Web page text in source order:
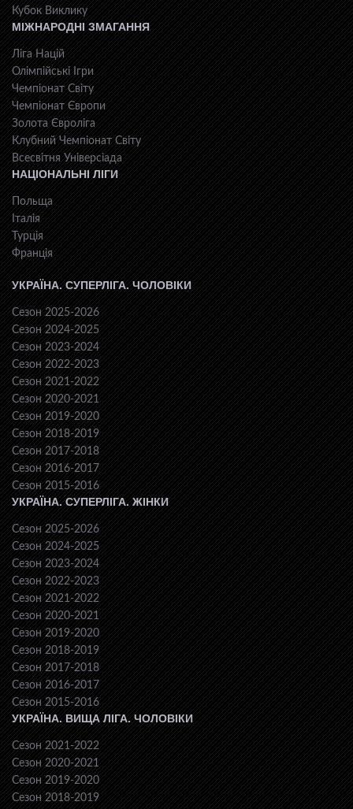
Кубок Виклику
МІЖНАРОДНІ ЗМАГАННЯ
Ліга Націй
Олімпійські Ігри
Чемпіонат Світу
Чемпіонат Європи
Золота Євроліга
Клубний Чемпіонат Світу
Всесвiтня Унiверсiaда
НАЦІОНАЛЬНІ ЛІГИ
Польща
Італія
Турція
Франція
УКРАЇНА. СУПЕРЛІГА. ЧОЛОВІКИ
Сезон 2025-2026
Сезон 2024-2025
Сезон 2023-2024
Сезон 2022-2023
Сезон 2021-2022
Сезон 2020-2021
Сезон 2019-2020
Сезон 2018-2019
Сезон 2017-2018
Сезон 2016-2017
Сезон 2015-2016
УКРАЇНА. СУПЕРЛІГА. ЖІНКИ
Сезон 2025-2026
Сезон 2024-2025
Сезон 2023-2024
Сезон 2022-2023
Сезон 2021-2022
Сезон 2020-2021
Сезон 2019-2020
Сезон 2018-2019
Сезон 2017-2018
Сезон 2016-2017
Сезон 2015-2016
УКРАЇНА. ВИЩА ЛІГА. ЧОЛОВІКИ
Сезон 2021-2022
Сезон 2020-2021
Сезон 2019-2020
Сезон 2018-2019